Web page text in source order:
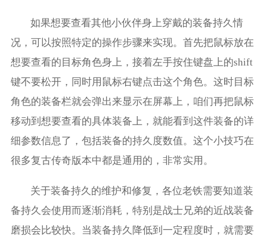
如果想要查看其他小伙伴身上穿戴的装备持久情
况，可以按照特定的操作步骤来实现。首先把鼠标放在
想要查看的目标角色身上，接着左手按住键盘上的shift
键不要松开，同时用鼠标右键点击这个角色。这时目标
角色的装备栏就会弹出来显示在屏幕上，咱们再把鼠标
移动到想要查看的具体装备上，就能看到这件装备的详
细参数信息了，包括装备的持久度数值。这个小技巧在
很多复古传奇版本中都是通用的，非常实用。
关于装备持久的维护和修复，各位老铁需要知道装
备持久会使用而逐渐消耗，特别是战士兄弟的近战装备
磨损会比较快。当装备持久降低到一定程度时，就需要